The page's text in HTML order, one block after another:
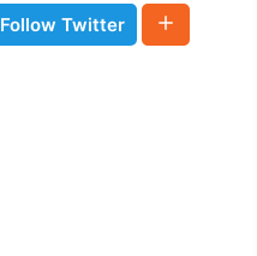
Follow Twitter